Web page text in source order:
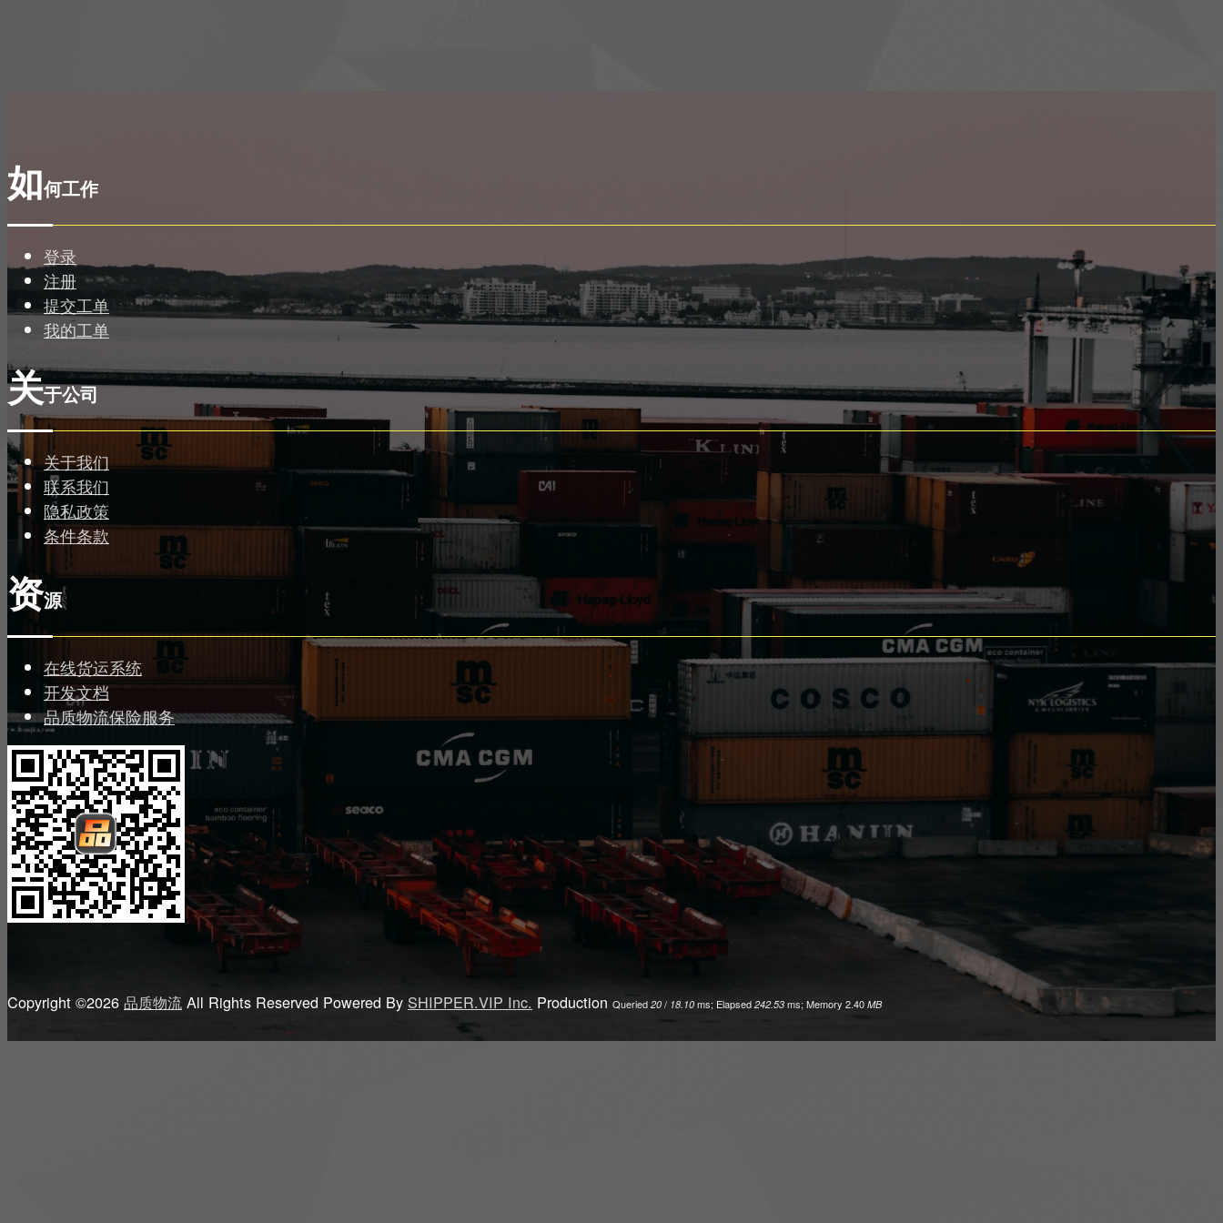
如何工作
登录
注册
提交工单
我的工单
关于公司
关于我们
联系我们
隐私政策
条件条款
资源
在线货运系统
开发文档
品质物流保险服务
Copyright ©2026 品质物流 All Rights Reserved Powered By SHIPPER.VIP Inc. Production Queried 20 / 18.10 ms; Elapsed 242.53 ms; Memory 2.40 MB